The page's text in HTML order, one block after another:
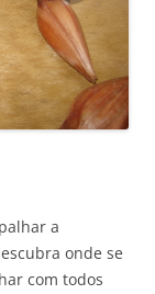
a
onde se
com todos